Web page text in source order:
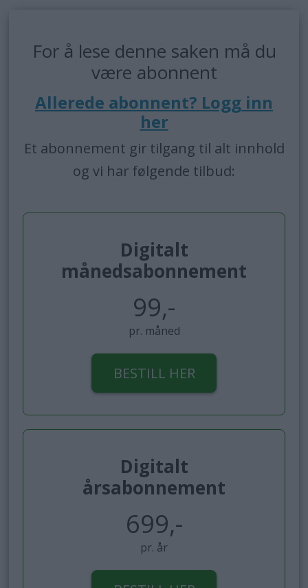
For å lese denne saken må du
være abonnent
Allerede abonnent? Logg inn
her
Et abonnement gir tilgang til alt innhold
og vi har følgende tilbud:
Digitalt
månedsabonnement
99,-
pr. måned
BESTILL HER
Digitalt
årsabonnement
699,-
pr. år